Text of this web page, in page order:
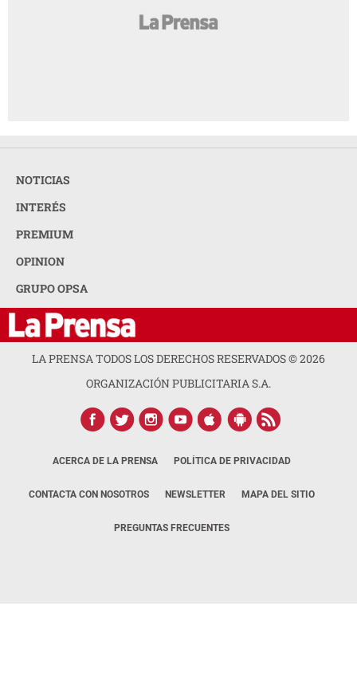
NOTICIAS
INTERÉS
PREMIUM
OPINION
GRUPO OPSA
LA PRENSA TODOS LOS DERECHOS RESERVADOS ©2026
ORGANIZACIÓN PUBLICITARIA S.A.
ACERCA DE LA PRENSA POLÍTICA DE PRIVACIDAD
CONTACTA CON NOSOTROS NEWSLETTER MAPA DEL SITIO
PREGUNTAS FRECUENTES